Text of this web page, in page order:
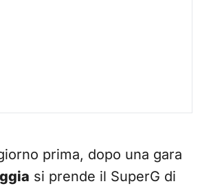
prima, dopo una gara
si prende il SuperG di